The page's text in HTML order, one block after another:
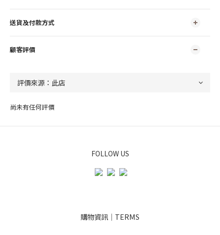
送貨及付款方式
顧客評價
尚未有任何評價
FOLLOW US
購物資訊｜TERMS